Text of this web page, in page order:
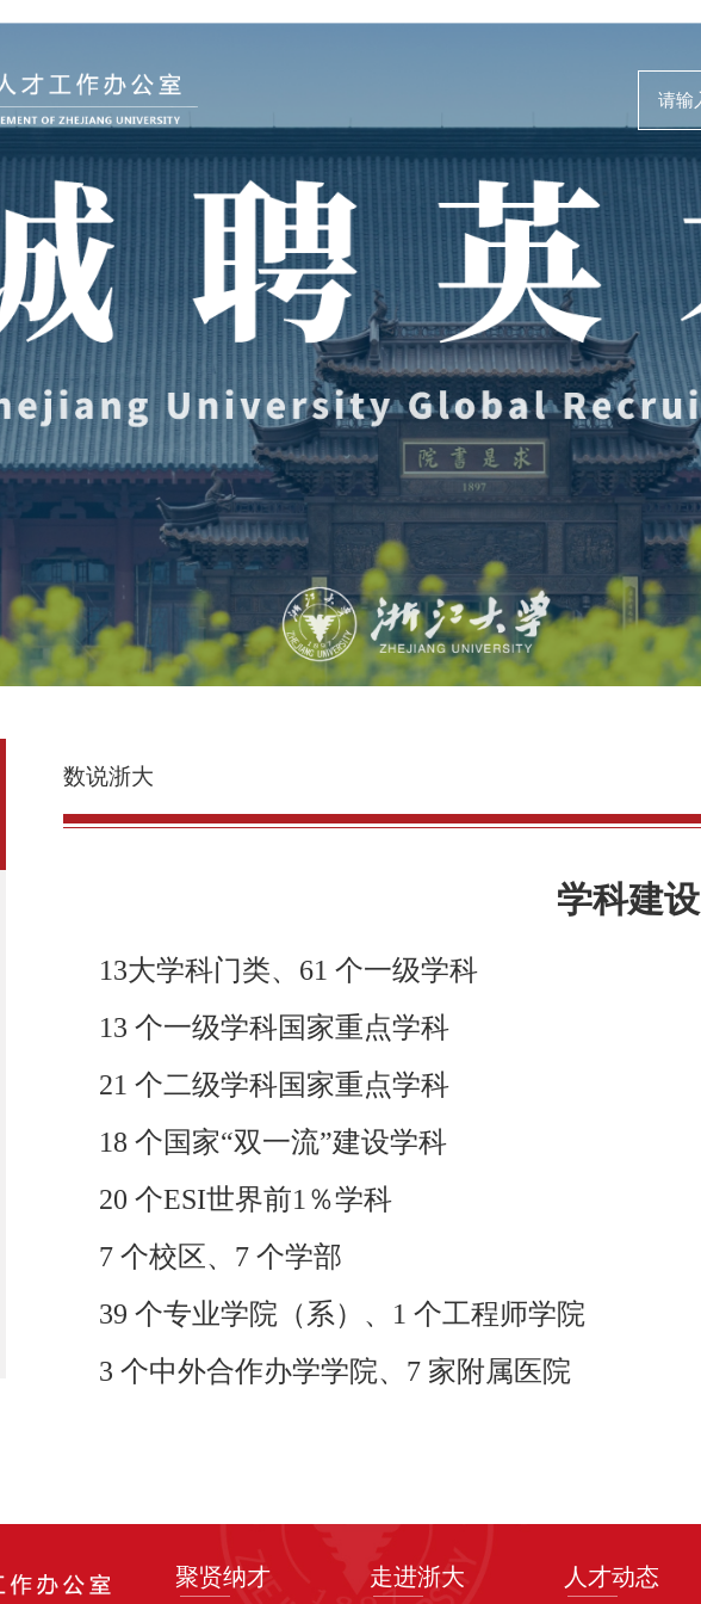
走进浙大
Discover ZJU
浙大简况
人才队伍
人才动态
News and Events
新闻速递
人才风采
事业发展
Careers @ ZJU
人才计划与项目
人才发展与培养
教师培训与荣誉
数说浙大
学科建设
13大学科门类、 61 个一级学科
13 个一级学科国家重点学科
21 个二级学科国家重点学科
18 个国家“双一流”建设学科
20 个ESI世界前1％学科
7 个校区、 7 个学部
39 个专业学院（系）、 1 个工程师学院
3 个中外合作办学学院、 7 家附属医院
聚贤纳才 走进浙大 人才动态